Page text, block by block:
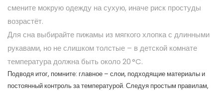
смените мокрую одежду на сухую, иначе риск простуды
возрастёт.
Для сна выбирайте пижамы из мягкого хлопка с длинными
рукавами, но не слишком толстые – в детской комнате
температура должна быть около 20 °C.
Подводя итог, помните: главное – слои, подходящие материалы и
постоянный контроль за температурой. Следуя простым правилам,